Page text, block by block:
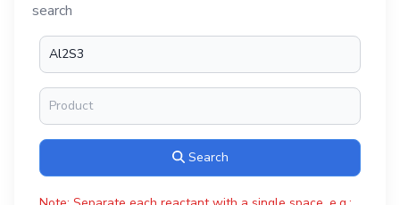
search
Search